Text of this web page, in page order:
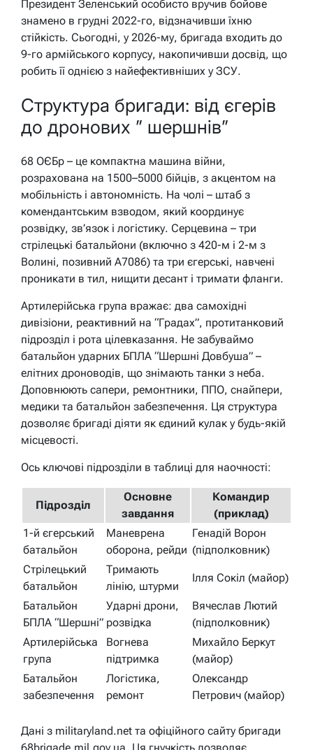
Президент Зеленський особисто вручив бойове
знамено в грудні 2022-го, відзначивши їхню
стійкість. Сьогодні, у 2026-му, бригада входить до
9-го армійського корпусу, накопичивши досвід, що
робить її однією з найефективніших у ЗСУ.
Структура бригади: від єгерів
до дронових ” шершнів”
68 ОЄБр – це компактна машина війни,
розрахована на 1500–5000 бійців, з акцентом на
мобільність і автономність. На чолі – штаб з
комендантським взводом, який координує
розвідку, зв’язок і логістику. Серцевина – три
стрілецькі батальйони (включно з 420-м і 2-м з
Волині, позивний A7086) та три єгерські, навчені
проникати в тил, нищити десант і тримати фланги.
Артилерійська група вражає: два самохідні
дивізіони, реактивний на “Градах”, протитанковий
підрозділ і рота цілевказання. Не забуваймо
батальйон ударних БПЛА “Шершні Довбуша” –
елітних дроноводів, що знімають танки з неба.
Доповнюють сапери, ремонтники, ППО, снайпери,
медики та батальйон забезпечення. Ця структура
дозволяє бригаді діяти як єдиний кулак у будь-якій
місцевості.
Ось ключові підрозділи в таблиці для наочності:
Підрозділ
Основне
завдання
Командир
(приклад)
1-й єгерський
батальйон
Маневрена
оборона, рейди
Генадій Ворон
(підполковник)
Стрілецький
батальйон
Тримають
лінію, штурми
Ілля Сокіл (майор)
Батальйон
БПЛА “Шершні”
Ударні дрони,
розвідка
Вячеслав Лютий
(підполковник)
Артилерійська
група
Вогнева
підтримка
Михайло Беркут
(майор)
Батальйон
забезпечення
Логістика,
ремонт
Олександр
Петрович (майор)
Дані з militaryland.net та офіційного сайту бригади